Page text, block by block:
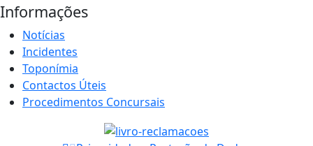
Informações
Notícias
Incidentes
Toponímia
Contactos Úteis
Procedimentos Concursais